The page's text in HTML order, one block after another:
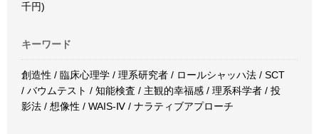
千円)
キーワード
創造性 / 臨床心理学 / 理系研究者 / ロールシャッハ法 / SCT
/ バウムテスト / 知能検査 / 主観的幸福感 / 理系科学者 / 投
影法 / 想像性 / WAIS-Ⅳ / ナラティブアプローチ